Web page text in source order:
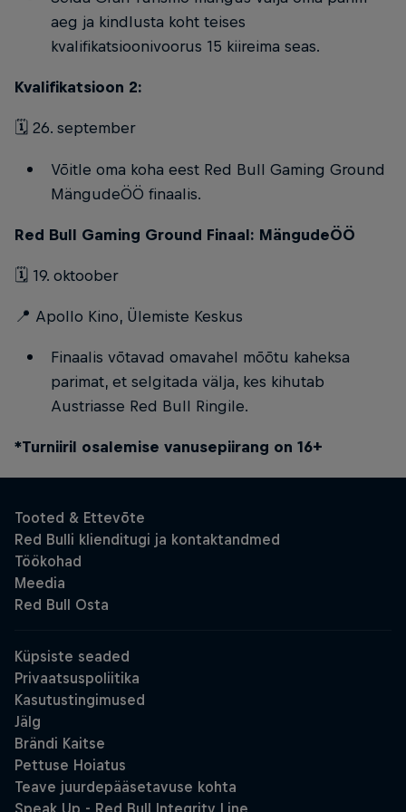
aeg ja kindlusta koht teises
kvalifikatsioonivoorus 15 kiireima seas.
Kvalifikatsioon 2:
🗓️ 26. september
Võitle oma koha eest Red Bull Gaming Ground
MängudeÖÖ finaalis.
Red Bull Gaming Ground Finaal: MängudeÖÖ
🗓️ 19. oktoober
📍 Apollo Kino, Ülemiste Keskus
Finaalis võtavad omavahel mõõtu kaheksa
parimat, et selgitada välja, kes kihutab
Austriasse Red Bull Ringile.
*Turniiril osalemise vanusepiirang on 16+